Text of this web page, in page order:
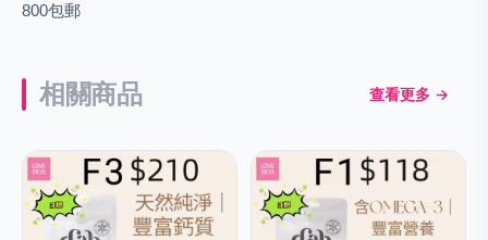
800包郵
相關商品 查看更多 →